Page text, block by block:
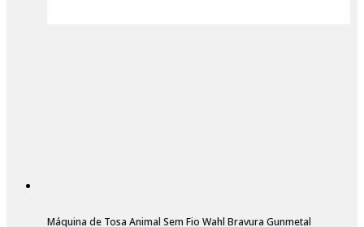
Máquina de Tosa Animal Sem Fio Wahl Bravura Gunmetal